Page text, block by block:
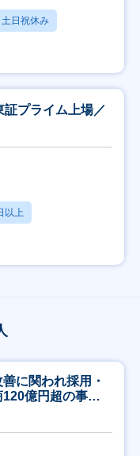
土日祝休み
証プライム上場／
以上
に関われ採用・
億円超の事業